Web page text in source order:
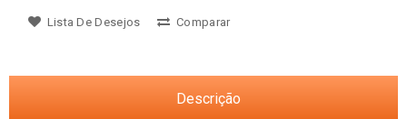
Lista De Desejos Comparar
Descrição